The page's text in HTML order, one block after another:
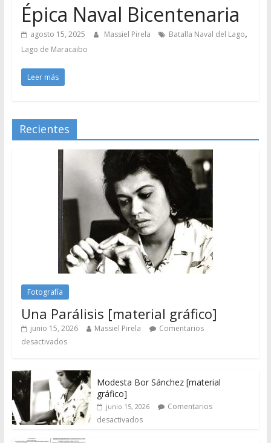
Épica Naval Bicentenaria
agosto 15, 2025 Massiel Pirela Batalla Naval del Lago,
Lago de Maracaibo
Leer más
Recientes
Fotografía
Una Parálisis [material gráfico]
junio 15, 2026 Massiel Pirela
Comentarios
desactivados
Modesta Bor Sánchez [material
gráfico]
junio 15, 2026
Comentarios
desactivados